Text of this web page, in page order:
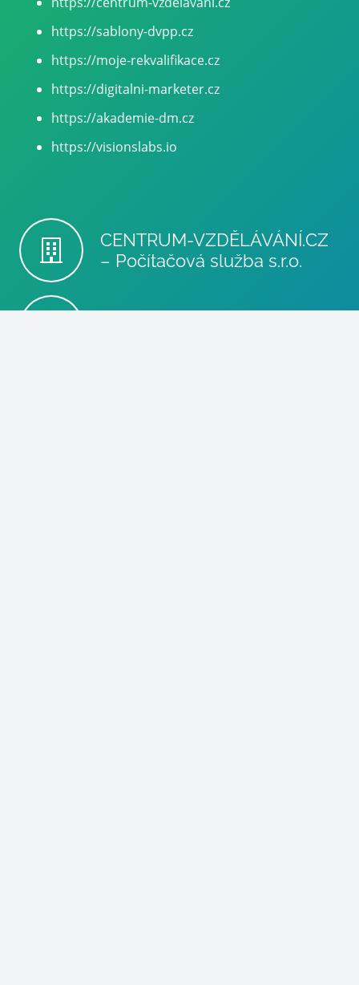
https://sablony-dvpp.cz
https://moje-rekvalifikace.cz
https://digitalni-marketer.cz
https://akademie-dm.cz
https://visionslabs.io
CENTRUM-VZDĚLÁVÁNÍ.CZ
– Počítačová služba s.r.o.